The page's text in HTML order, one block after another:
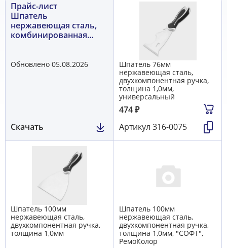
Прайс-лист
Шпатель
нержавеющая сталь,
комбинированная
Обновлено 05.08.2026
Скачать
Шпатель 76мм
нержавеющая сталь,
двухкомпонентная ручка,
толщина 1,0мм,
универсальный
474₽
Артикул 316-0075
Шпатель 100мм
нержавеющая сталь,
двухкомпонентная ручка,
толщина 1,0мм
Шпатель 100мм
нержавеющая сталь,
двухкомпонентная ручка,
толщина 1,0мм, "СОФТ",
РемоКолор